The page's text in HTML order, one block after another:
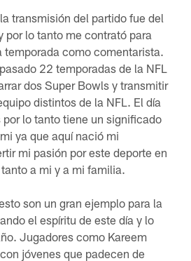
transmisión del partido fue del
por lo tanto me contrató para
temporada como comentarista.
22 temporadas de la NFL
dos Super Bowls y transmitir
distintos de la NFL. El día
lo tanto tiene un significado
ya que aquí nació mi
mi pasión por este deporte en
a mi y a mi familia.
son un gran ejemplo para la
el espíritu de este día y lo
Jugadores como Kareem
jóvenes que padecen de